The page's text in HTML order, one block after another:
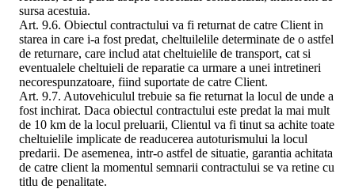
sursa acestuia.
Art. 9.6. Obiectul contractului va fi returnat de catre Client in
starea in care i-a fost predat, cheltuilelile determinate de o astfel
de returnare, care includ atat cheltuielile de transport, cat si
eventualele cheltuieli de reparatie ca urmare a unei intretineri
necorespunzatoare, fiind suportate de catre Client.
Art. 9.7. Autovehiculul trebuie sa fie returnat la locul de unde a
fost inchirat. Daca obiectul contractului este predat la mai mult
de 10 km de la locul preluarii, Clientul va fi tinut sa achite toate
cheltuielile implicate de readucerea autoturismului la locul
predarii. De asemenea, intr-o astfel de situatie, garantia achitata
de catre client la momentul semnarii contractului se va retine cu
titlu de penalitate.